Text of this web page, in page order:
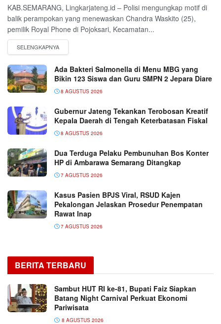
KAB.SEMARANG, Lingkarjateng.id – Polisi mengungkap motif di
balik perampokan yang menewaskan Chandra Waskito (25),
pemilik Royal Phone di Pojoksari, Kecamatan...
Ada Bakteri Salmonella di Menu MBG yang
Bikin 123 Siswa dan Guru SMPN 2 Jepara Diare
8 AGUSTUS 2026
Gubernur Jateng Tekankan Terobosan Kreatif
Kepala Daerah di Tengah Keterbatasan Fiskal
8 AGUSTUS 2026
Dua Terduga Pelaku Pembunuhan Bos Konter
HP di Ambarawa Semarang Ditangkap
7 AGUSTUS 2026
Kasus Pasien BPJS Viral, RSUD Kajen
Pekalongan Jelaskan Prosedur Penempatan
Rawat Inap
7 AGUSTUS 2026
BERITA TERBARU
Sambut HUT RI ke-81, Bupati Faiz Siapkan
Batang Night Carnival Perkuat Ekonomi
Pariwisata
8 AGUSTUS 2026